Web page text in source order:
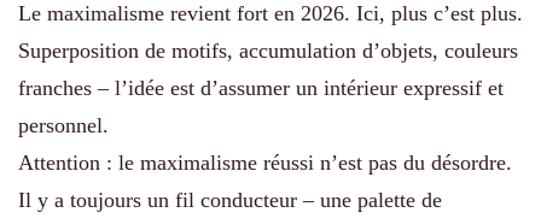
Le maximalisme revient fort en 2026. Ici, plus c’est plus.
Superposition de motifs, accumulation d’objets, couleurs
franches – l’idée est d’assumer un intérieur expressif et
personnel.
Attention : le maximalisme réussi n’est pas du désordre.
Il y a toujours un fil conducteur – une palette de